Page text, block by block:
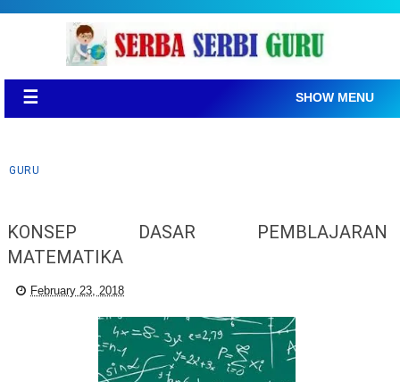
☰ SHOW MENU
GURU
KONSEP DASAR PEMBLAJARAN
MATEMATIKA
February 23, 2018